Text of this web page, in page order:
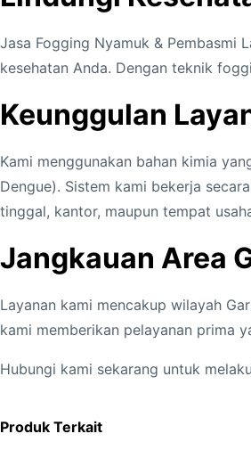
Jasa Fogging Nyamuk & Pembasmi
kesehatan Anda. Dengan teknik
Keunggulan
Kami menggunakan bahan kimia
Dengue). Sistem kami bekerja
tinggal, kantor, maupun tempat
Jangkauan Area
Layanan kami mencakup wilayah
kami memberikan pelayanan prima
Hubungi kami sekarang untuk
Produk Terkait